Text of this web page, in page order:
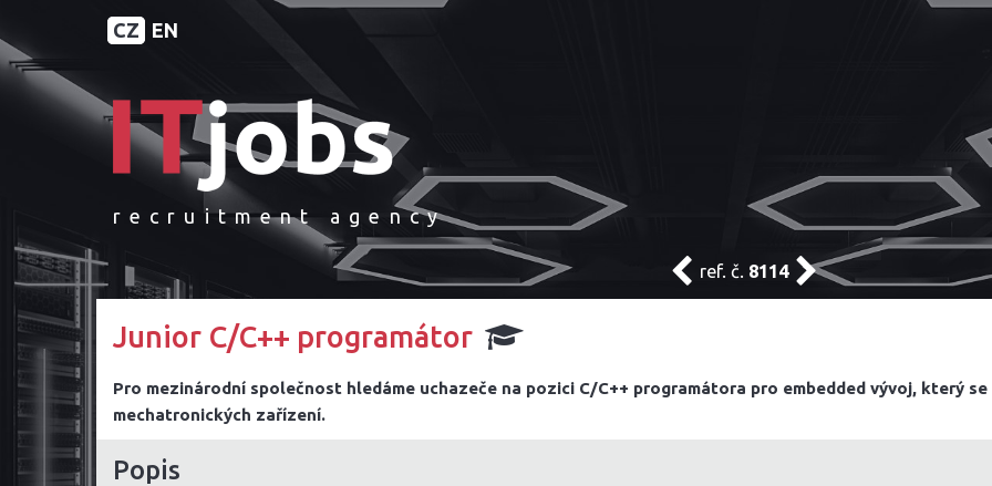
CZ EN
recruitment agency
ref. č. 8114
Junior C/C++ programátor
Pro mezinárodní společnost hledáme uchazeče na pozici C/C++ programátora pro embedded vývoj, který
mechatronických zařízení.
Popis